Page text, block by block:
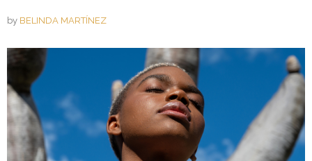
by BELINDA MARTÍNEZ